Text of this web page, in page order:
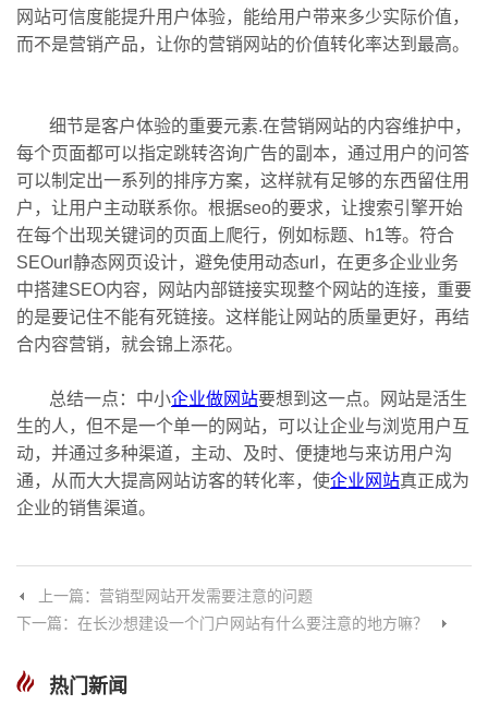
网站可信度能提升用户体验，能给用户带来多少实际价值，
而不是营销产品，让你的营销网站的价值转化率达到最高。
细节是客户体验的重要元素.在营销网站的内容维护中，
每个页面都可以指定跳转咨询广告的副本，通过用户的问答
可以制定出一系列的排序方案，这样就有足够的东西留住用
户，让用户主动联系你。根据seo的要求，让搜索引擎开始
在每个出现关键词的页面上爬行，例如标题、h1等。符合
SEOurl静态网页设计，避免使用动态url，在更多企业业务
中搭建SEO内容，网站内部链接实现整个网站的连接，重要
的是要记住不能有死链接。这样能让网站的质量更好，再结
合内容营销，就会锦上添花。
总结一点：中小企业做网站要想到这一点。网站是活生
生的人，但不是一个单一的网站，可以让企业与浏览用户互
动，并通过多种渠道，主动、及时、便捷地与来访用户沟
通，从而大大提高网站访客的转化率，使企业网站真正成为
企业的销售渠道。
上一篇：营销型网站开发需要注意的问题
下一篇：在长沙想建设一个门户网站有什么要注意的地方嘛？
热门新闻